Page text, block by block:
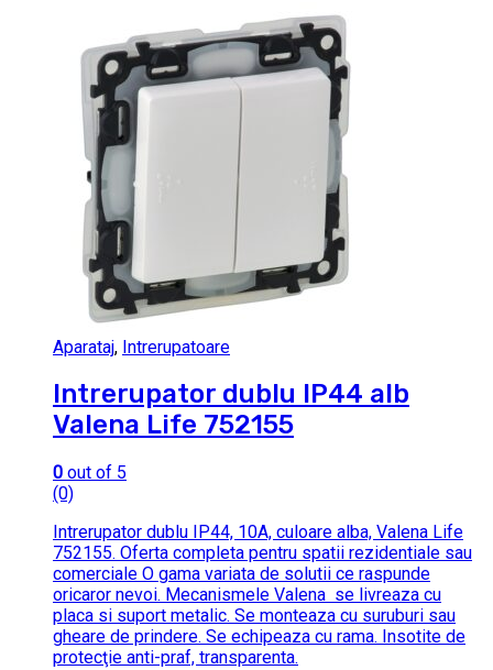
Aparataj, Intrerupatoare
Intrerupator dublu IP44 alb
Valena Life 752155
0 out of 5
(0)
Intrerupator dublu IP44, 10A, culoare alba, Valena Life
752155. Oferta completa pentru spatii rezidentiale sau
comerciale O gama variata de solutii ce raspunde
oricaror nevoi. Mecanismele Valena se livreaza cu
placa si suport metalic. Se monteaza cu suruburi sau
gheare de prindere. Se echipeaza cu rama. Insotite de
protecţie anti-praf, transparenta.